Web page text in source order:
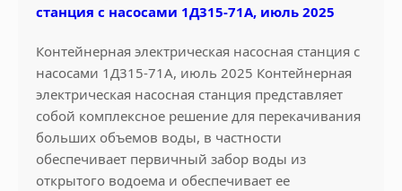
станция с насосами 1Д315-71А, июль 2025
Контейнерная электрическая насосная станция с
насосами 1Д315-71А, июль 2025 Контейнерная
электрическая насосная станция представляет
собой комплексное решение для перекачивания
больших объемов воды, в частности
обеспечивает первичный забор воды из
открытого водоема и обеспечивает ее